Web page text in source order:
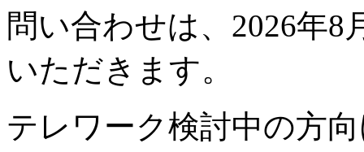
問い合わせは、2026年
いただきます。
テレワーク検討中の方